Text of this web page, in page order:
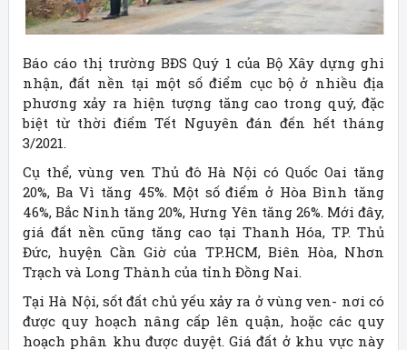
Báo cáo thị trường BĐS Quý 1 của Bộ Xây dựng ghi
nhận, đất nền tại một số điểm cục bộ ở nhiều địa
phương xảy ra hiện tượng tăng cao trong quý, đặc
biệt từ thời điểm Tết Nguyên đán đến hết tháng
3/2021.
Cụ thể, vùng ven Thủ đô Hà Nội có Quốc Oai tăng
20%, Ba Vì tăng 45%. Một số điểm ở Hòa Bình tăng
46%, Bắc Ninh tăng 20%, Hưng Yên tăng 26%. Mới đây,
giá đất nền cũng tăng cao tại Thanh Hóa, TP. Thủ
Đức, huyện Cần Giờ của TP.HCM, Biên Hòa, Nhơn
Trạch và Long Thành của tỉnh Đồng Nai.
Tại Hà Nội, sốt đất chủ yếu xảy ra ở vùng ven- nơi có
được quy hoạch nâng cấp lên quận, hoặc các quy
hoạch phân khu được duyệt. Giá đất ở khu vực này